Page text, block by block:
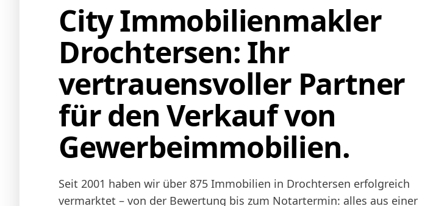
City Immobilienmakler
Drochtersen: Ihr
vertrauensvoller Partner
für den Verkauf von
Gewerbeimmobilien.
Seit 2001 haben wir über 875 Immobilien in Drochtersen erfolgreich
vermarktet – von der Bewertung bis zum Notartermin: alles aus einer